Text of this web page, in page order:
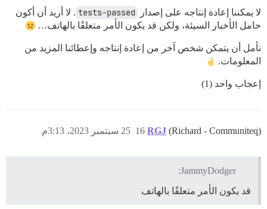
لا يمكننا إعادة إنتاجه على إصدار tests-passed . لا أريد أن أكون
حامل الأخبار السيئة، ولكن قد يكون الأمر متعلقًا بالهاتف…
نأمل أن يتمكن شخص آخر من إعادة إنتاجه وإعطائنا المزيد من
المعلومات.
إعجاب واحد (1)
RGJ (Richard - Communiteq) 25 سبتمبر 2023، 3:13م 16
JammyDodger:
قد يكون الأمر متعلقًا بالهاتف